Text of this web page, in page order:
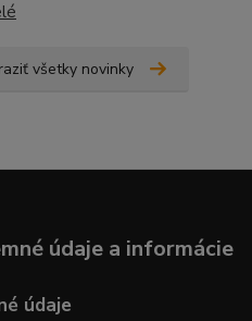
všetky novinky
údaje a informácie
údaje